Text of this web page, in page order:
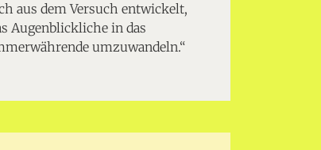
aus dem Versuch entwickelt,
Augenblickliche in das
umzuwandeln.“